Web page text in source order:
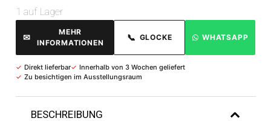
1 auf Lager
✉
MEHR
INFORMATIONEN
📞 GLOCKE WHATSAPP
✓ Direkt lieferbar✓ Innerhalb von 3 Wochen geliefert
✓ Zu besichtigen im Ausstellungsraum
BESCHREIBUNG